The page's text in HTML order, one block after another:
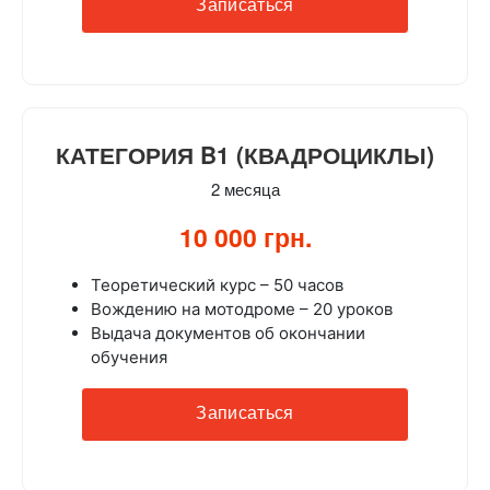
КАТЕГОРИЯ B1 (КВАДРОЦИКЛЫ)
2 месяца
10 000 грн.
Теоретический курс – 50 часов
Вождению на мотодроме – 20 уроков
Выдача документов об окончании
обучения
Записаться